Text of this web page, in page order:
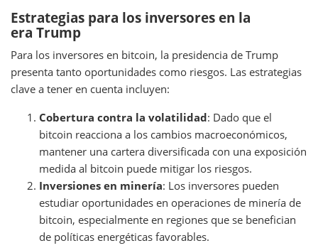
Estrategias para los inversores en la
era Trump
Para los inversores en bitcoin, la presidencia de Trump
presenta tanto oportunidades como riesgos. Las estrategias
clave a tener en cuenta incluyen:
Cobertura contra la volatilidad: Dado que el
bitcoin reacciona a los cambios macroeconómicos,
mantener una cartera diversificada con una exposición
medida al bitcoin puede mitigar los riesgos.
Inversiones en minería: Los inversores pueden
estudiar oportunidades en operaciones de minería de
bitcoin, especialmente en regiones que se benefician
de políticas energéticas favorables.